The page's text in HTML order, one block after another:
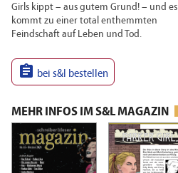
Girls kippt – aus gutem Grund! – und es
kommt zu einer total enthemmten
Feindschaft auf Leben und Tod.
 bei s&l bestellen
MEHR INFOS IM S&L MAGAZIN